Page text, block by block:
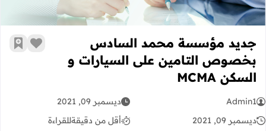
جديد مؤسسة محمد السادس
بخصوص التامين على السيارات و
السكن MCMA
زر أضف
Admin1
ديسمبر 09, 2021
ديسمبر 09, 2021
أقل من دقيقةللقراءة